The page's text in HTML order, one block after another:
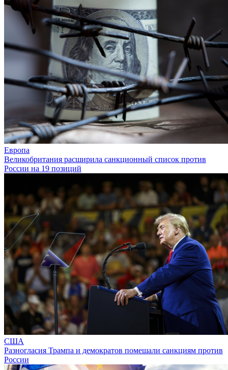
Европа
Великобритания расширила санкционный список против
России на 19 позиций
США
Разногласия Трампа и демократов помешали санкциям против
России